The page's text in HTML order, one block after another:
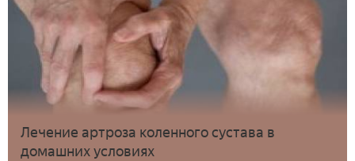
Лечение артроза коленного сустава в
домашних условиях